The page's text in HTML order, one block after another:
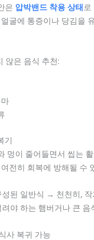
은 압박밴드 착용 상태로
굴에 통증이나 당김을
않은 음식 추천:
기
멍이 줄어들면서 씹는
전히 회복에 방해될 수
성된 일반식 → 천천히,
려야 하는 햄버거나 큰
사 복귀 가능